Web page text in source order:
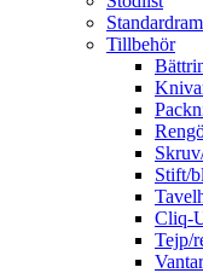
Tillbehör
Stift/
Cliq-
Tejp/